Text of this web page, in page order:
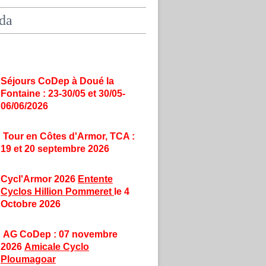
Séjours CoDep à Doué la
Fontaine : 23-30/05 et 30/05-
06/06/2026
Tour en Côtes d'Armor, TCA :
19 et 20 septembre 2026
Cycl'Armor 2026 Entente
Cyclos Hillion Pommeret le 4
Octobre 2026
AG CoDep : 07 novembre
2026 Amicale Cyclo
Ploumagoar